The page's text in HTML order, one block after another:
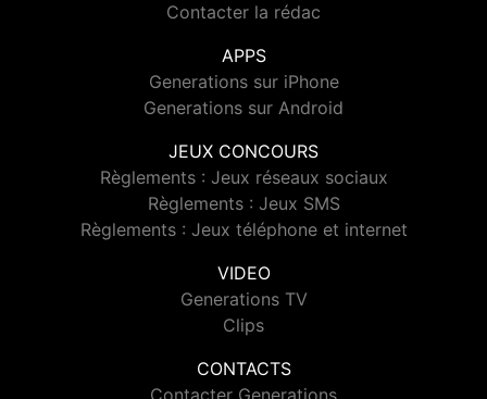
Contacter la rédac
APPS
Generations sur iPhone
Generations sur Android
JEUX CONCOURS
Règlements : Jeux réseaux sociaux
Règlements : Jeux SMS
Règlements : Jeux téléphone et internet
VIDEO
Generations TV
Clips
CONTACTS